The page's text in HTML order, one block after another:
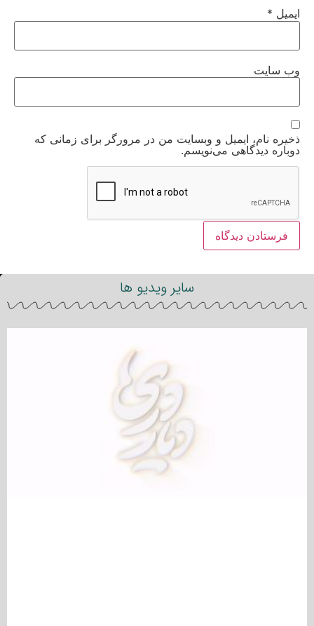
ایمیل *
وب‌ سایت
ذخیره نام، ایمیل و وبسایت من در مرورگر برای زمانی که
دوباره دیدگاهی می‌نویسم.
سایر ویدیو ها